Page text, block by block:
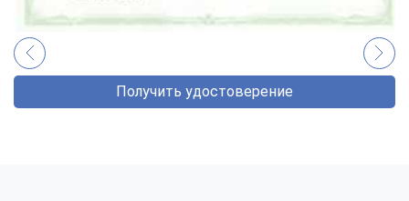
Получить удостоверение